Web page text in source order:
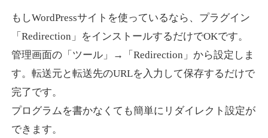
もしWordPressサイトを使っているなら、プラグイン
「Redirection」をインストールするだけでOKです。
管理画面の「ツール」→「Redirection」から設定しま
す。転送元と転送先のURLを入力して保存するだけで
完了です。
プログラムを書かなくても簡単にリダイレクト設定が
できます。